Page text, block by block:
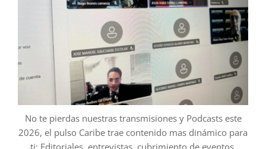
No te pierdas nuestras transmisiones y Podcasts este
2026, el pulso Caribe trae contenido mas dinámico para